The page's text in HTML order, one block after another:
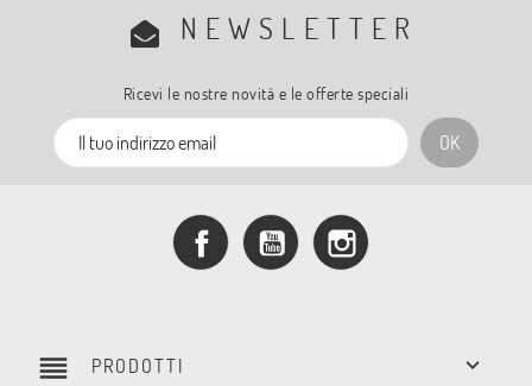
NEWSLETTER
Ricevi le nostre novità e le offerte speciali
Facebook YouTube
reorder PRODOTTI 